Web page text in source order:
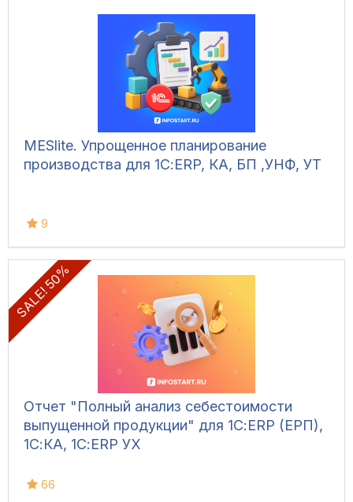
MESlite. Упрощенное планирование
производства для 1С:ERP, КА, БП ,УНФ, УТ
9
SALE! 50%
Отчет "Полный анализ себестоимости
выпущенной продукции" для 1С:ERP (ЕРП),
1С:КА, 1С:ERP УХ
66